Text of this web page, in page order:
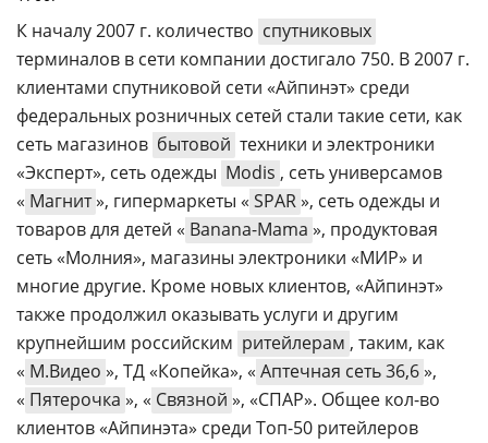
К началу 2007 г. количество спутниковых
терминалов в сети компании достигало 750. В 2007 г.
клиентами спутниковой сети «Айпинэт» среди
федеральных розничных сетей стали такие сети, как
сеть магазинов бытовой техники и электроники
«Эксперт», сеть одежды Modis , сеть универсамов
« Магнит», гипермаркеты « SPAR», сеть одежды и
товаров для детей « Banana-Mama », продуктовая
сеть «Молния», магазины электроники «МИР» и
многие другие. Кроме новых клиентов, «Айпинэт»
также продолжил оказывать услуги и другим
крупнейшим российским ритейлерам , таким, как
« М.Видео », ТД «Копейка», « Аптечная сеть 36,6»,
« Пятерочка », « Связной », «СПАР». Общее кол-во
клиентов «Айпинэта» среди Топ-50 ритейлеров